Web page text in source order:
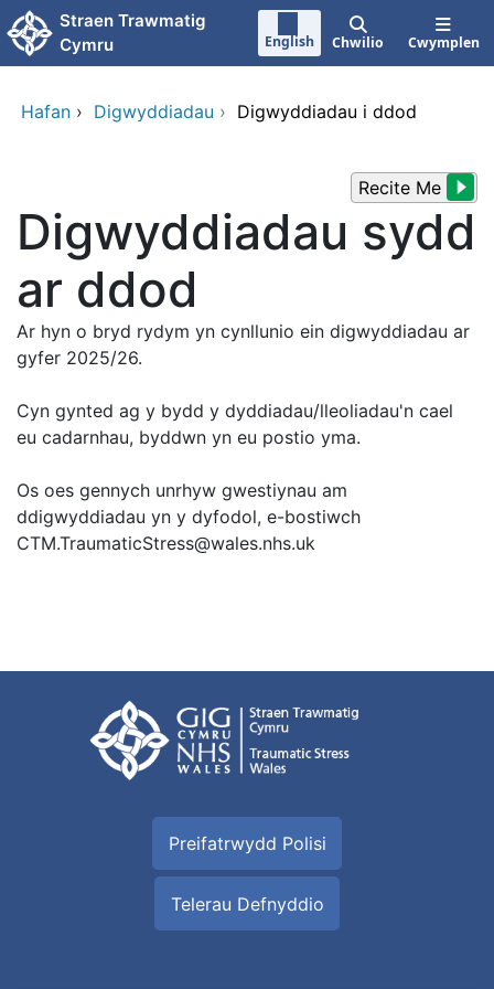
Neidio i'r prif gynnwy
Straen Trawmatig
Cymru
English Chwilio Cwymplen
Hafan › Digwyddiadau › Digwyddiadau i ddod
Recite Me
Digwyddiadau sydd
ar ddod
Ar hyn o bryd rydym yn cynllunio ein digwyddiadau ar
gyfer 2025/26.
Cyn gynted ag y bydd y dyddiadau/lleoliadau'n cael
eu cadarnhau, byddwn yn eu postio yma.
Os oes gennych unrhyw gwestiynau am
ddigwyddiadau yn y dyfodol, e-bostiwch
CTM.TraumaticStress@wales.nhs.uk
Preifatrwydd Polisi
Telerau Defnyddio